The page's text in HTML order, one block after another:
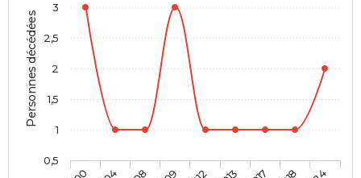
Personnes décédées
0,5
1
1,5
2
2,5
3